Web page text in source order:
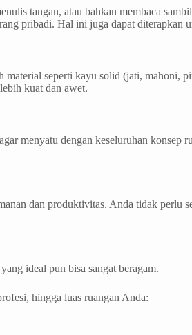
tangan, atau bahkan membaca
pribadi. Hal ini juga dapat diterapkan
seperti kayu solid (jati, mahoni,
kuat dan awet.
menyatu dengan keseluruhan konsep
dan produktivitas. Anda tidak perlu
ideal pun bisa sangat beragam.
hingga luas ruangan Anda: